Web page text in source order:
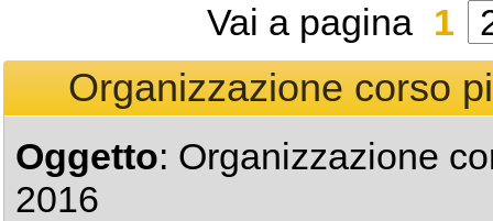
Vai a pagina 1
Organizzazione corso
Oggetto: Organizzazione
2016